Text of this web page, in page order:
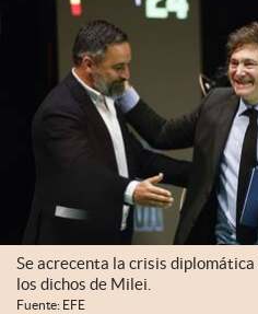
Se acrecenta la crisis
los dichos de Milei.
Fuente: EFE